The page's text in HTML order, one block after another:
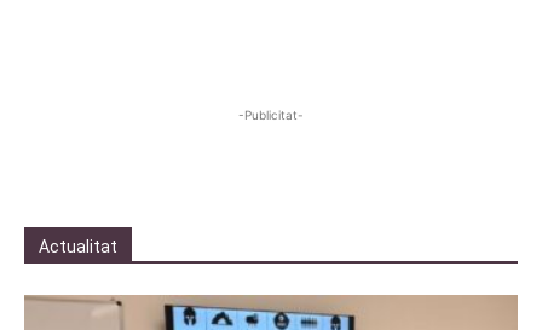
-Publicitat-
Actualitat